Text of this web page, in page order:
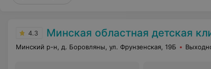
4.3 Минская областная детская
Минский р-н, д. Боровляны, ул. Фрунзенская, 19Б